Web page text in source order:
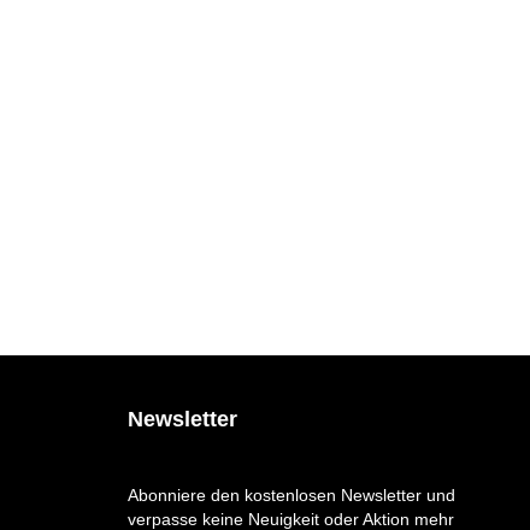
Newsletter
Abonniere den kostenlosen Newsletter und
verpasse keine Neuigkeit oder Aktion mehr